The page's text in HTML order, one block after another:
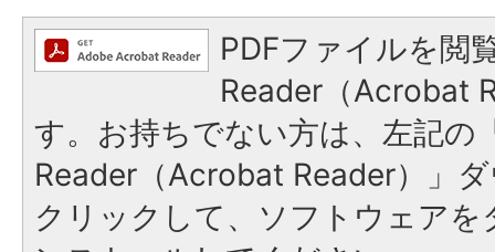
PDFファイルを閲
Reader（Acrobat
す。お持ちでない方は、左記の
Reader（Acrobat Reader）」
クリックして、ソフトウェア